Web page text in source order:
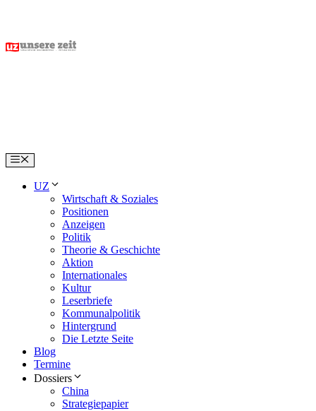
content
Menu
UZ
Wirtschaft & Soziales
Positionen
Anzeigen
Politik
Theorie & Geschichte
Aktion
Internationales
Kultur
Leserbriefe
Kommunalpolitik
Hintergrund
Die Letzte Seite
Blog
Termine
Dossiers
China
Strategiepapier